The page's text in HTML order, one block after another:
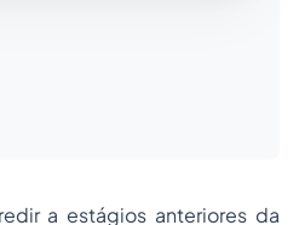
a estágios anteriores da